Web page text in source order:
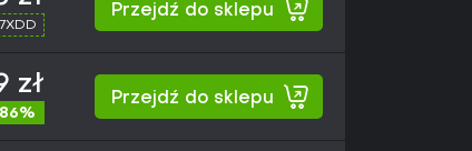
Przejdź do sklepu
zł
Przejdź do sklepu